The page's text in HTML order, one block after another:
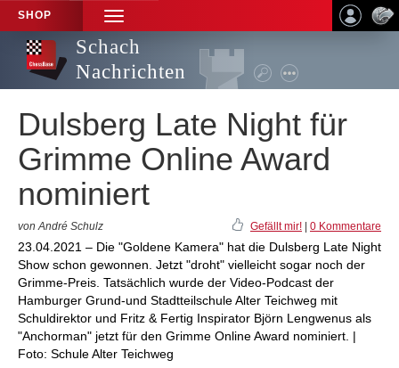
SHOP
TOGGLE
NAVIGATION
Schach
Nachrichten
Dulsberg Late Night für
Grimme Online Award
nominiert
von André Schulz Gefällt mir! 0 Kommentare
23.04.2021 – Die "Goldene Kamera" hat die Dulsberg Late Night
Show schon gewonnen. Jetzt "droht" vielleicht sogar noch der
Grimme-Preis. Tatsächlich wurde der Video-Podcast der
Hamburger Grund-und Stadtteilschule Alter Teichweg mit
Schuldirektor und Fritz & Fertig Inspirator Björn Lengwenus als
"Anchorman" jetzt für den Grimme Online Award nominiert. |
Foto: Schule Alter Teichweg